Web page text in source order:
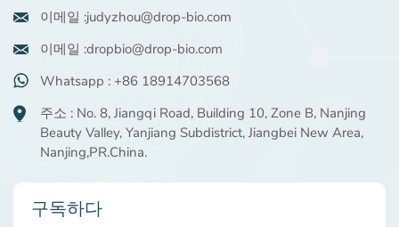
이메일 :judyzhou@drop-bio.com
이메일 :dropbio@drop-bio.com
Whatsapp : +86 18914703568
주소 : No. 8, Jiangqi Road, Building 10, Zone B, Nanjing
Beauty Valley, Yanjiang Subdistrict, Jiangbei New Area,
Nanjing,PR.China.
구독하다